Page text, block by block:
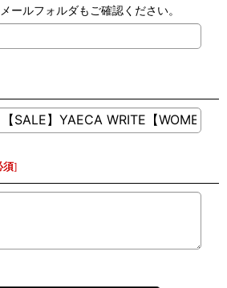
ールフォルダもご確認ください。
須]